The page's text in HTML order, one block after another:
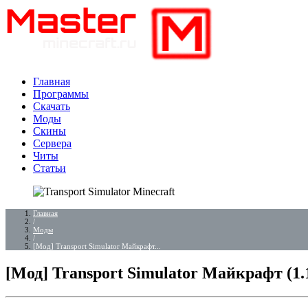
Главная
Программы
Скачать
Моды
Скины
Сервера
Читы
Статьи
Главная
/
Моды
/
[Мод] Transport Simulator Майкрафт...
[Мод] Transport Simulator Майкрафт